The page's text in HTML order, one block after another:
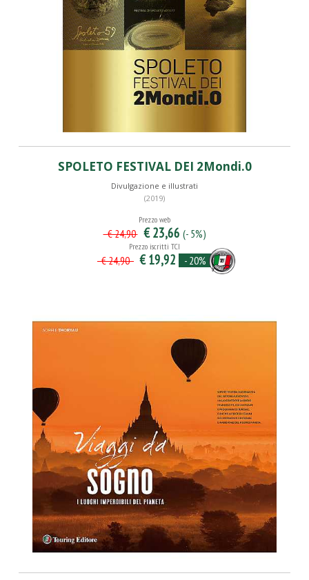
SPOLETO FESTIVAL DEI 2Mondi.0
Divulgazione e illustrati
(2019)
Prezzo web
€ 24,90 € 23,66 (- 5%)
Prezzo iscritti TCI
€ 24,90 € 19,92 - 20%